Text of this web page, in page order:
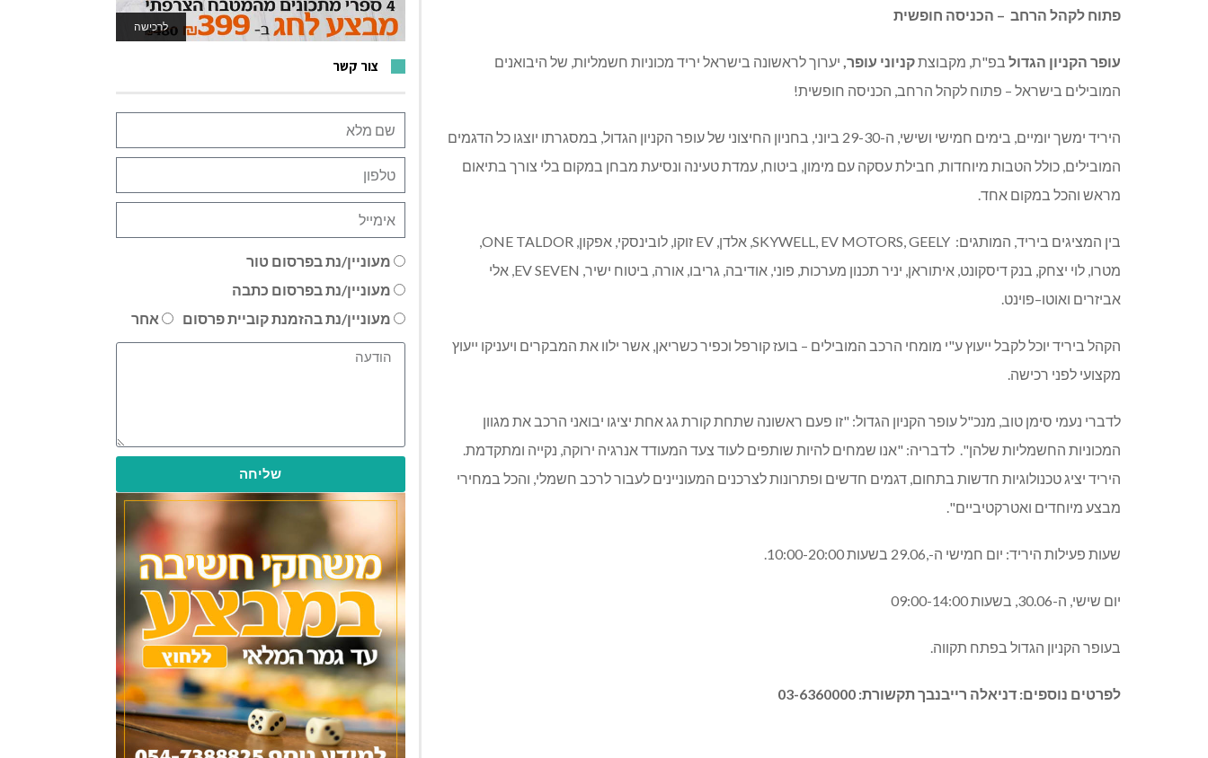
פתוח לקהל הרחב – הכניסה חופשית
עופר הקניון הגדול בפ"ת, מקבוצתקניוני עופר, יערוך לראשונה בישראל יריד מכוניות חשמליות, של היבואנים
המובילים בישראל – פתוח לקהל הרחב, הכניסה חופשית!
היריד ימשך יומיים, בימים חמישי ושישי, ה-29-30 ביוני, בחניון החיצוני של עופר הקניון הגדול, במסגרתו יוצגו כל הדגמים
המובילים, כולל הטבות מיוחדות, חבילת עסקה עם מימון, ביטוח, עמדת טעינה ונסיעת מבחן במקום בלי צורך בתיאום
מראש והכל במקום אחד.
בין המציגים ביריד, המותגים:
SKYWELL, EV MOTORS, GEELY, אלדן, EV זוקו, לובינסקי, אפקון, ONE TALDOR,
מטרו, לוי יצחק, בנק דיסקונט, איתוראן, יניר תכנון מערכות, פוני, אודיבה, גריבו, אורה, ביטוח ישיר, EV SEVEN,
אלי
אביזרים ואוטו–פוינט.
הקהל ביריד יוכל לקבל ייעוץ ע"י מומחי הרכב המובילים – בועז קורפל וכפיר כשריאן, אשר ילוו את המבקרים ויעניקו ייעוץ
מקצועי לפני רכישה.
לדברי נעמי סימן טוב, מנכ"ל עופר הקניון הגדול: "זו פעם ראשונה שתחת קורת גג אחת יציגו יבואני הרכב את מגוון
המכוניות החשמליות שלהן". לדבריה: "אנו שמחים להיות שותפים לעוד צעד המעודד אנרגיה ירוקה, נקייה ומתקדמת.
היריד יציג טכנולוגיות חדשות בתחום, דגמים חדשים ופתרונות לצרכנים המעוניינים לעבור לרכב חשמלי, והכל במחירי
מבצע מיוחדים ואטרקטיביים".
שעות פעילות היריד: יום חמישי ה-,29.06 בשעות
יום שישי, ה-30.06, בשעות
בעופר הקניון הגדול בפתח תקווה.
לפרטים נוספים: דניאלה רייבנבך תקשורת: 03-6360000
לרכישה
לאתר המשחקים
צור קשר
מעוניין/נת בפרסום טור
מעוניין/נת בפרסום כתבה
מעוניין/נת בהזמנת קוביית פרסום
אחר
שליחה